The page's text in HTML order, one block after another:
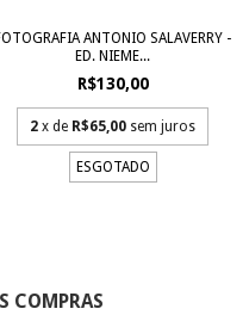
ANTONIO SALAVERRY -
ED. NIEME...
R$130,00
2 x de R$65,00 sem juros
ESGOTADO
COMPRAS